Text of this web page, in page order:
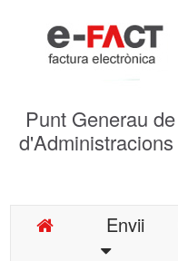
Punt Generau
Envii